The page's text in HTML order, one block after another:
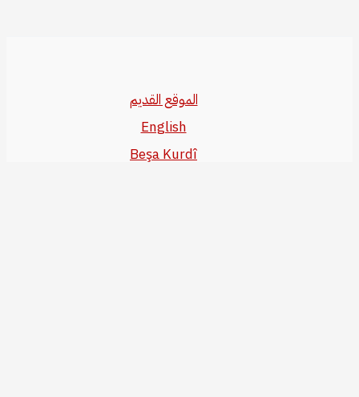
الموقع القديم
English
Beşa Kurdî